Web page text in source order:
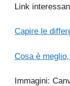
Link
Capire le
Cosa è
Immagini: